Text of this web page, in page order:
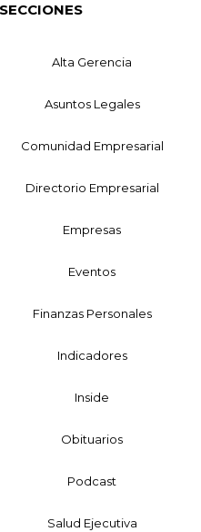
Alta Gerencia
Asuntos Legales
Comunidad Empresarial
Directorio Empresarial
Empresas
Eventos
Finanzas Personales
Indicadores
Inside
Obituarios
Podcast
Salud Ejecutiva